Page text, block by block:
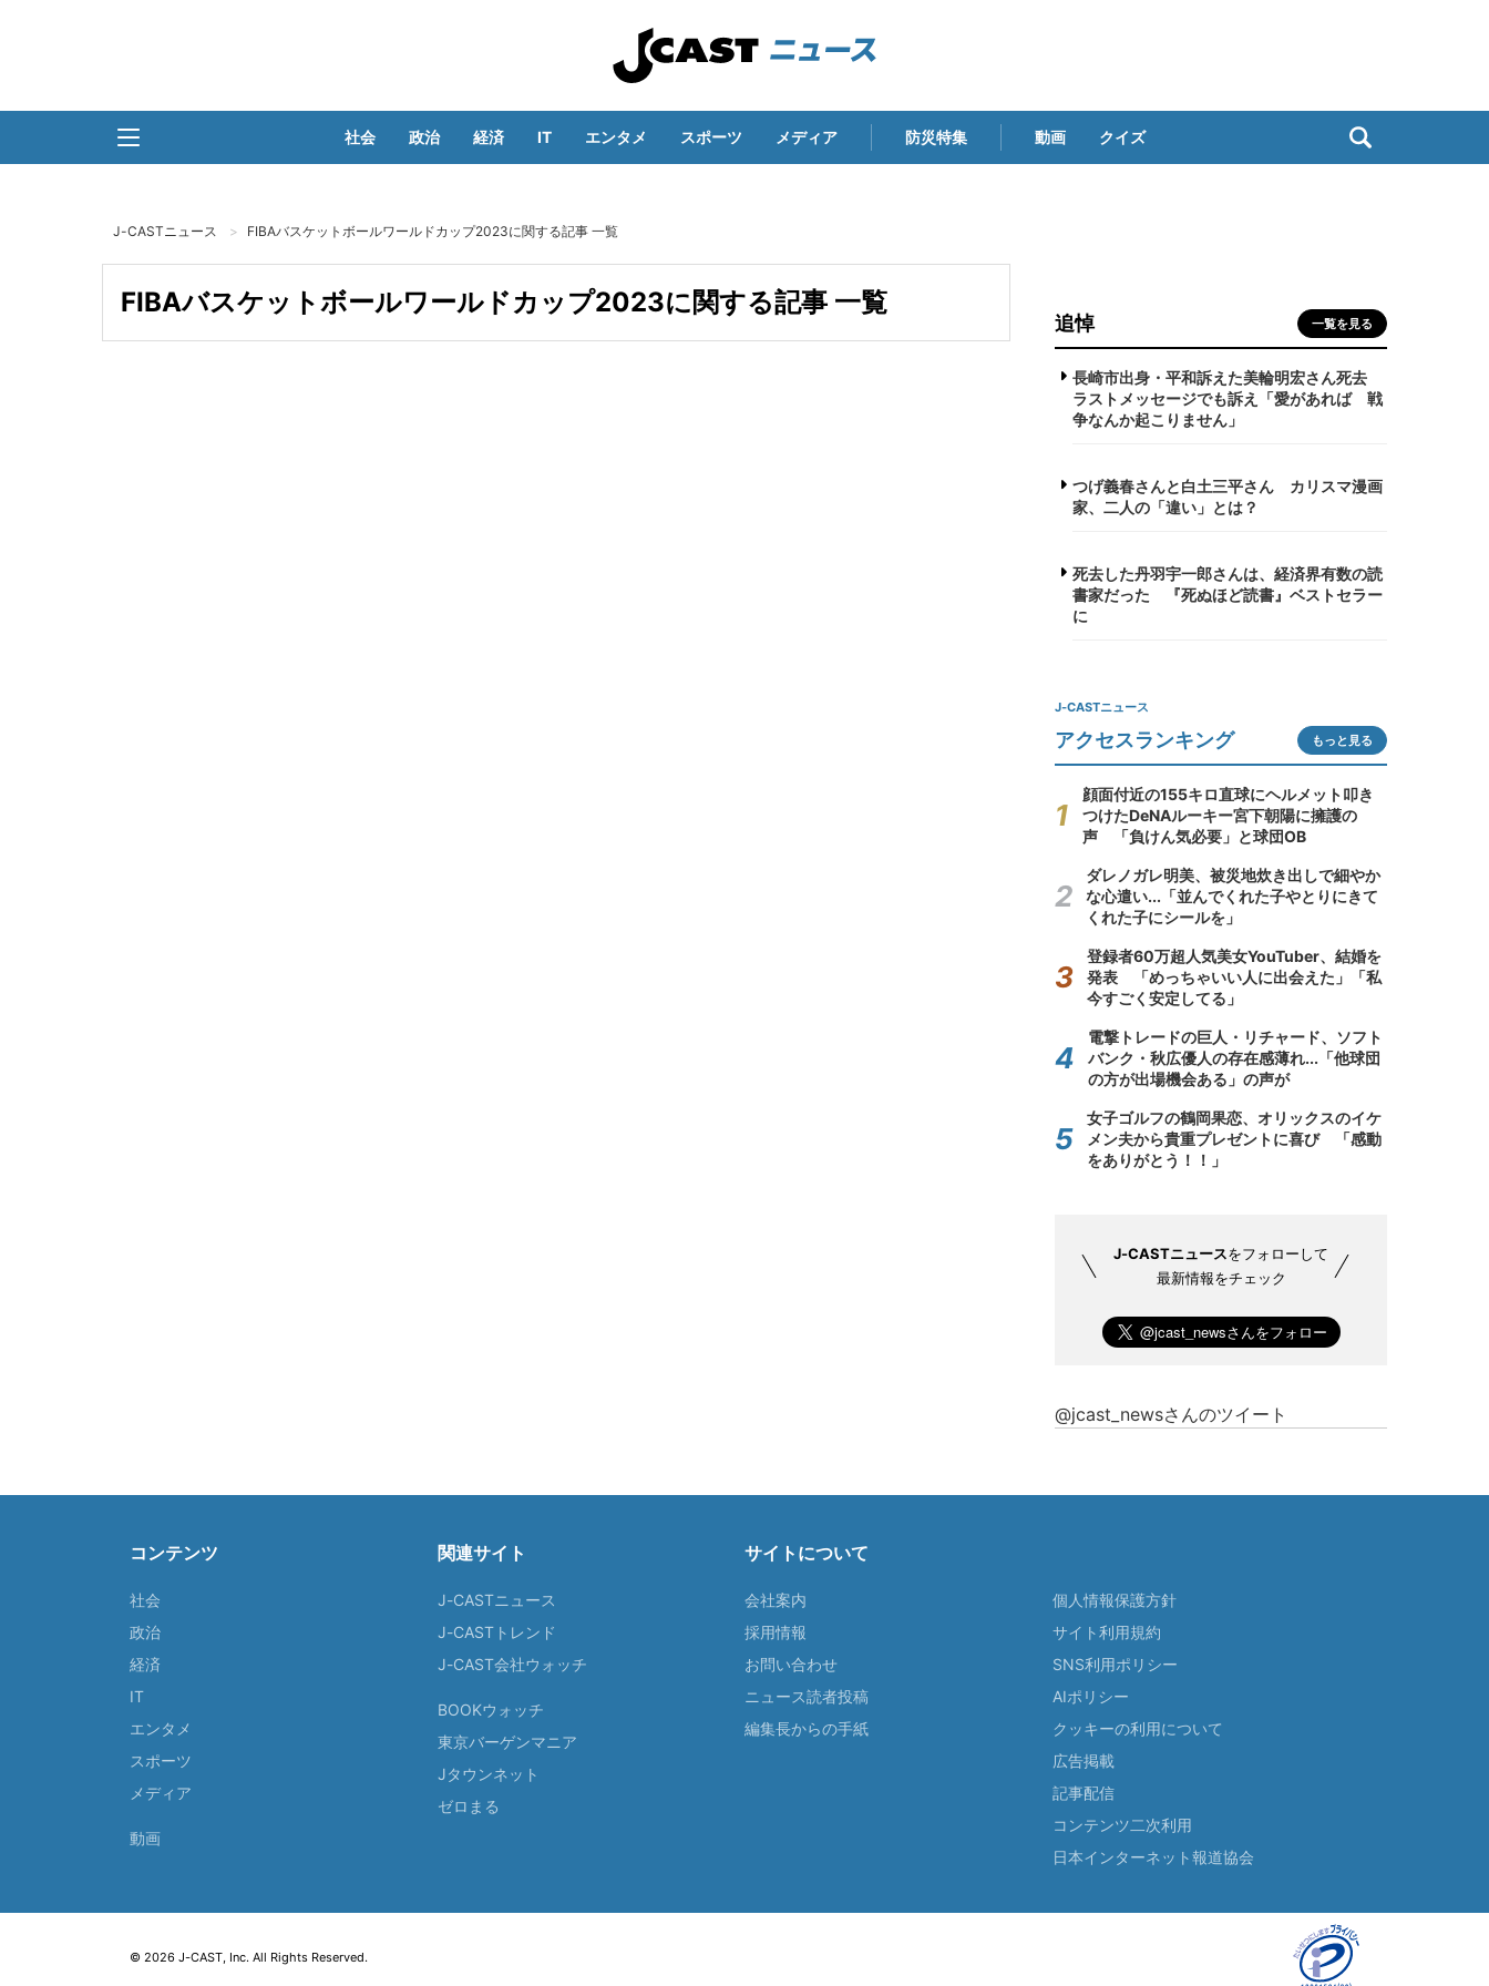
社会 政治 経済 IT エンタメ スポーツ メディア 防災特集 動画 クイズ
J-CASTニュース FIBAバスケットボールワールドカップ2023に関する記事 一覧
FIBAバスケットボールワールドカップ2023に関する記事 一覧
追悼 一覧を見る
長崎市出身・平和訴えた美輪明宏さん死去
ラストメッセージでも訴え「愛があれば 戦
争なんか起こりません」
つげ義春さんと白土三平さん カリスマ漫画
家、二人の「違い」とは？
死去した丹羽宇一郎さんは、経済界有数の読
書家だった 『死ぬほど読書』ベストセラー
に
J-CASTニュース
アクセスランキング もっと見る
顔面付近の155キロ直球にヘルメット叩き
つけたDeNAルーキー宮下朝陽に擁護の
声 「負けん気必要」と球団OB
ダレノガレ明美、被災地炊き出しで細やか
な心遣い...「並んでくれた子やとりにきて
くれた子にシールを」
登録者60万超人気美女YouTuber、結婚を
発表 「めっちゃいい人に出会えた」「私
今すごく安定してる」
電撃トレードの巨人・リチャード、ソフト
バンク・秋広優人の存在感薄れ...「他球団
の方が出場機会ある」の声が
女子ゴルフの鶴岡果恋、オリックスのイケ
メン夫から貴重プレゼントに喜び 「感動
をありがとう！！」
J-CASTニュースをフォローして
最新情報をチェック
@jcast_newsさんのツイート
コンテンツ
社会
政治
経済
IT
エンタメ
スポーツ
メディア
動画
関連サイト
J-CASTニュース
J-CASTトレンド
J-CAST会社ウォッチ
BOOKウォッチ
東京バーゲンマニア
Jタウンネット
ゼロまる
サイトについて
会社案内
採用情報
お問い合わせ
ニュース読者投稿
編集長からの手紙
個人情報保護方針
サイト利用規約
SNS利用ポリシー
AIポリシー
クッキーの利用について
広告掲載
記事配信
コンテンツ二次利用
日本インターネット報道協会
© 2026 J-CAST, Inc. All Rights Reserved.